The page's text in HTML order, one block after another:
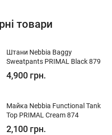
товари
Штани Nebbia Baggy
Sweatpants PRIMAL Black 879
4,900 грн.
Майка Nebbia Functional Tank
Top PRIMAL Cream 874
2,100 грн.